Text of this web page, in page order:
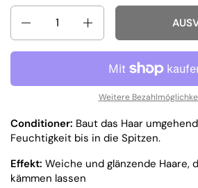
Anzahl
Weitere
Conditioner: Baut das Haar
Feuchtigkeit bis in die Spitzen.
Effekt: Weiche und glänzende Haare,
kämmen lassen